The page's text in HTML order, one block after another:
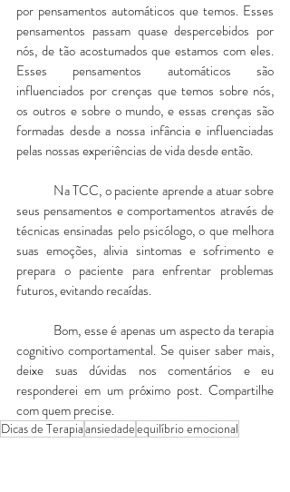
por pensamentos automáticos que temos. Esses
pensamentos passam quase despercebidos por
nós, de tão acostumados que estamos com eles.
Esses pensamentos automáticos são
influenciados por crenças que temos sobre nós,
os outros e sobre o mundo, e essas crenças são
formadas desde a nossa infância e influenciadas
pelas nossas experiências de vida desde então.
seus pensamentos e comportamentos através de
técnicas ensinadas pelo psicólogo, o que melhora
suas emoções, alivia sintomas e sofrimento e
prepara o paciente para enfrentar problemas
futuros, evitando recaídas.
cognitivo comportamental. Se quiser saber mais,
deixe suas dúvidas nos comentários e eu
responderei em um próximo post. Compartilhe
com quem precise.
Dicas de Terapiaansiedadeequilíbrio emocional